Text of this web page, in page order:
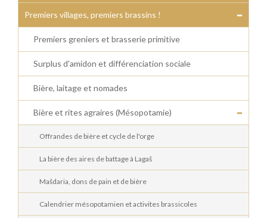
Premiers villages, premiers brassins !
Premiers greniers et brasserie primitive
Surplus d'amidon et différenciation sociale
Bière, laitage et nomades
Bière et rites agraires (Mésopotamie)
Offrandes de bière et cycle de l'orge
La bière des aires de battage à Lagaš
Mašdaria, dons de pain et de bière
Calendrier mésopotamien et activites brassicoles